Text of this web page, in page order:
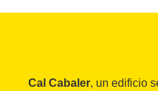
Cal Cabaler, un edificio